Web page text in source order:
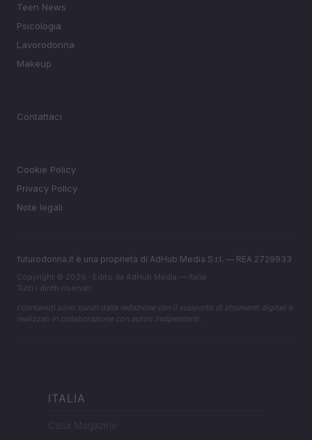
Teen News
Psicologia
Lavorodonna
Makeup
Contattaci
Cookie Policy
Privacy Policy
Note legali
futurodonna.it è una proprietà di AdHub Media S.r.l. — REA 2729933
Copyright © 2026 · Edito da AdHub Media — Italia
Tutti i diritti riservati
I contenuti sono curati dalla redazione con il supporto di strumenti digitali e
realizzati in collaborazione con autori indipendenti.
ITALIA
Casa Magazine